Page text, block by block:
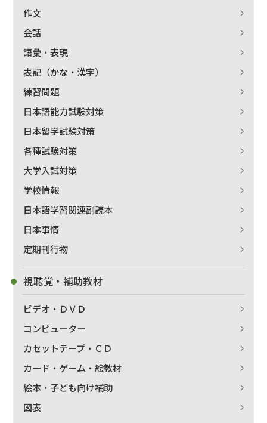
作文
会話
語彙・表現
表記（かな・漢字）
練習問題
日本語能力試験対策
日本留学試験対策
各種試験対策
大学入試対策
学校情報
日本語学習関連副読本
日本事情
定期刊行物
視聴覚・補助教材
ビデオ・ＤＶＤ
コンピューター
カセットテープ・ＣＤ
カード・ゲーム・絵教材
絵本・子ども向け補助
図表